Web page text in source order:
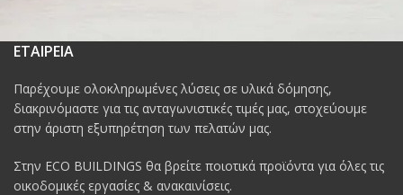
ΕΤΑΙΡΕΙΑ
Παρέχουμε ολοκληρωμένες λύσεις σε υλικά δόμησης,
διακρινόμαστε για τις ανταγωνιστικές τιμές μας, στοχεύουμε
στην άριστη εξυπηρέτηση των πελατών μας.
Στην ECO BUILDINGS θα βρείτε ποιοτικά προϊόντα για όλες τις
οικοδομικές εργασίες & ανακαινίσεις.